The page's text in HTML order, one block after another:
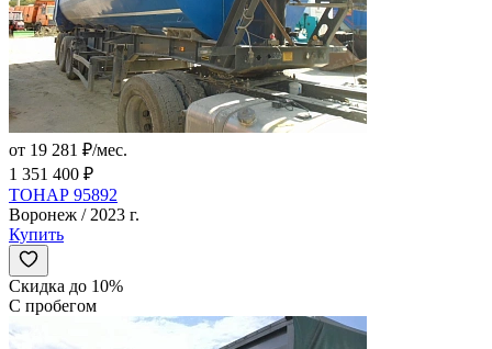
от 19 281 ₽/мес.
1 351 400 ₽
ТОНАР 95892
Воронеж / 2023 г.
Купить
Скидка до 10%
С пробегом